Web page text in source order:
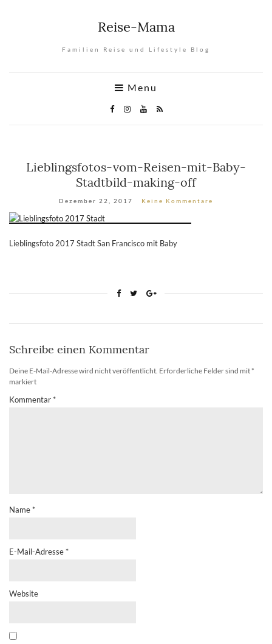
Reise-Mama
Familien Reise und Lifestyle Blog
Menu
Lieblingsfotos-vom-Reisen-mit-Baby-
Stadtbild-making-off
Dezember 22, 2017 Keine Kommentare
Lieblingsfoto 2017 Stadt San Francisco mit Baby
Schreibe einen Kommentar
Deine E-Mail-Adresse wird nicht veröffentlicht. Erforderliche Felder sind mit *
markiert
Kommentar *
Name *
E-Mail-Adresse *
Website